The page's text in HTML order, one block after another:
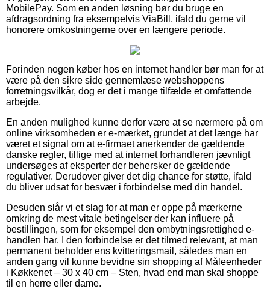
MobilePay. Som en anden løsning bør du bruge en
afdragsordning fra eksempelvis ViaBill, ifald du gerne vil
honorere omkostningerne over en længere periode.
Forinden nogen køber hos en internet handler bør man for at
være på den sikre side gennemlæse webshoppens
forretningsvilkår, dog er det i mange tilfælde et omfattende
arbejde.
En anden mulighed kunne derfor være at se nærmere på om
online virksomheden er e-mærket, grundet at det længe har
været et signal om at e-firmaet anerkender de gældende
danske regler, tillige med at internet forhandleren jævnligt
undersøges af eksperter der behersker de gældende
regulativer. Derudover giver det dig chance for støtte, ifald
du bliver udsat for besvær i forbindelse med din handel.
Desuden slår vi et slag for at man er oppe på mærkerne
omkring de mest vitale betingelser der kan influere på
bestillingen, som for eksempel den ombytningsrettighed e-
handlen har. I den forbindelse er det tilmed relevant, at man
permanent beholder ens kvitteringsmail, således man en
anden gang vil kunne bevidne sin shopping af Måleenheder
i Køkkenet – 30 x 40 cm – Sten, hvad end man skal shoppe
til en herre eller dame.